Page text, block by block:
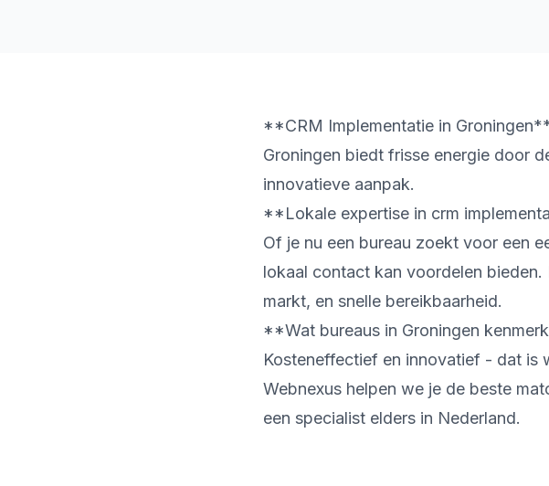
**CRM Implementatie in
Groningen biedt frisse energie door
innovatieve aanpak.
**Lokale expertise in crm
Of je nu een bureau zoekt voor een
lokaal contact kan voordelen
markt, en snelle bereikbaarheid.
**Wat bureaus in Groningen
Kosteneffectief en innovatief - dat is
Webnexus helpen we je de beste
een specialist elders in Nederland.